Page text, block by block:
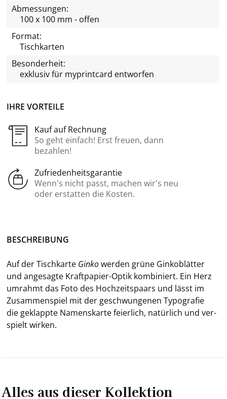
IHRE VORTEILE
Kauf auf Rechnung
So geht einfach! Erst freuen, dann
bezahlen!
Zufriedenheitsgarantie
Wenn’s nicht passt, machen wir’s neu
oder erstatten die Kosten.
Abmessungen:
100 x 100 mm - offen
Format:
Tischkarten
Besonderheit:
exklusiv für myprintcard entworfen
BE­SCHREI­BUNG
Auf der Tisch­kar­te Ginkower­den grüne Gin­ko­blät­ter
und an­ge­sag­te Kraftpapier-​Optik kom­bi­niert. Ein Herz
um­rahmt das Foto des Hoch­zeits­paars und lässt im
Zu­sam­men­spiel mit der ge­schwun­ge­nen Ty­po­gra­fie
die ge­klapp­te Na­mens­kar­te fei­er­lich, na­tür­lich und ver­
spielt wir­ken.
Alles aus dieser Kollektion